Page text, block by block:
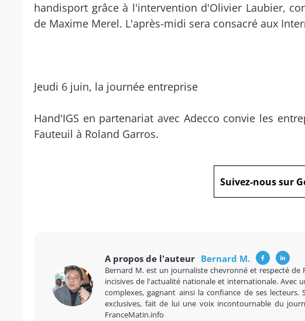
handisport grâce à l'intervention d'Olivier Laubier,
de Maxime Merel. L'après-midi sera consacré aux
Jeudi 6 juin, la journée entreprise
Hand'IGS en partenariat avec Adecco convie les
Fauteuil à Roland Garros.
Suivez-nous sur
A propos de l'auteur Bernard M.
Bernard M. est un journaliste chevronné et respecté
incisives de l'actualité nationale et internationale. Avec
complexes, gagnant ainsi la confiance de ses
exclusives, fait de lui une voix incontournable du
FranceMatin.info